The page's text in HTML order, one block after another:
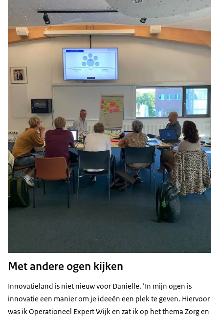
Met andere ogen kijken
Innovatieland is niet nieuw voor Danielle. ‘In mijn ogen is
innovatie een manier om je ideeën een plek te geven. Hiervoor
was ik Operationeel Expert Wijk en zat ik op het thema Zorg en